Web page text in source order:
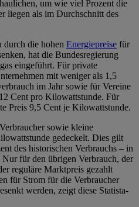
um wie viel Prozent die
liegen als im Durchschnitt des
durch die hohen Energiepreise für
hat die Bundesregierung
eingeführt. Für private
mit weniger als 1,5
im Jahr sowie für Vereine
Cent pro Kilowattstunde. Für
Preis 9,5 Cent je Kilowattstunde.
sowie kleine
gedeckelt. Dies gilt
des historischen Verbrauchs – in
Nur für den übrigen Verbrauch, der
reguläre Marktpreis gezahlt
für Strom für die Verbraucher
werden, zeigt diese Statista-